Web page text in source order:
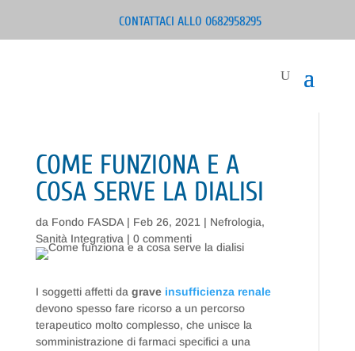
CONTATTACI ALLO 0682958295
COME FUNZIONA E A
COSA SERVE LA DIALISI
da Fondo FASDA| Feb 26, 2021 | Nefrologia,
Sanità Integrativa | 0 commenti
I soggetti affetti da grave insufficienza renale
devono spesso fare ricorso a un percorso
terapeutico molto complesso, che unisce la
somministrazione di farmaci specifici a una